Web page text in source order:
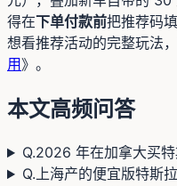
得在下单付款前把推荐码
想看推荐活动的完整玩法
用》。
本文高频问答
Q.2026 年在加拿大买特
Q.上海产的便宜版特斯